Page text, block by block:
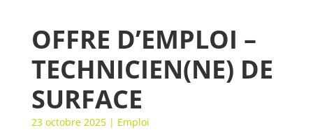
OFFRE D’EMPLOI –
TECHNICIEN(NE) DE
SURFACE
23 octobre 2025| Emploi